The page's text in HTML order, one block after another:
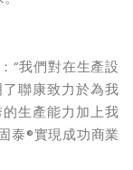
“我們對在生產設
聯康致力於為我
生產能力加上我
泰®實現成功商業